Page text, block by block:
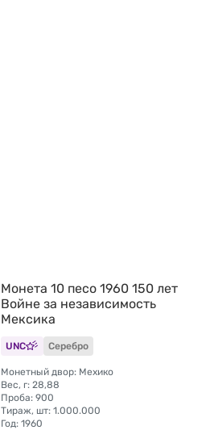
Монета 10 песо 1960 150 лет
Войне за независимость
Мексика
UNC Серебро
Монетный двор: Мехико
Вес, г: 28,88
Проба: 900
Тираж, шт: 1.000.000
Год: 1960